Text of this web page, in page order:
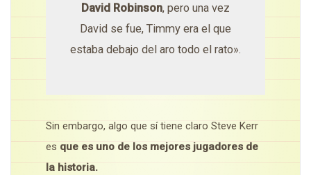
David Robinson, pero una vez
David se fue, Timmy era el que
estaba debajo del aro todo el rato».
Sin embargo, algo que sí tiene claro Steve Kerr
es que es uno de los mejores jugadores de
la historia.